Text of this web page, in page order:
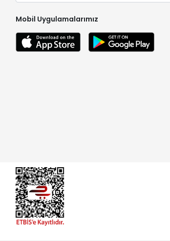
Mobil Uygulamalarımız